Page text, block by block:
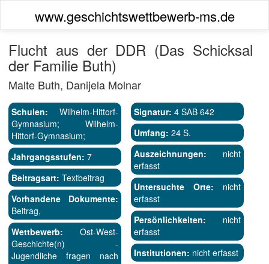
www.geschichtswettbewerb-ms.de
Flucht aus der DDR (Das Schicksal
der Familie Buth)
Malte Buth, Danijela Molnar
Schulen: Wilhelm-Hittorf-
Gymnasium; Wilhelm-
Hittorf-Gymnasium;
Jahrgangsstufen: 7
Beitragsart: Textbeitrag
Vorhandene Dokumente:
Beitrag,
Wettbewerb: Ost-West-
Geschichte(n) -
Jugendliche fragen nach
Signatur: 4 SAB 642
Umfang: 24 S.
Auszeichnungen: nicht
erfasst
Untersuchte Orte: nicht
erfasst
Persönlichkeiten: nicht
erfasst
Institutionen: nicht erfasst